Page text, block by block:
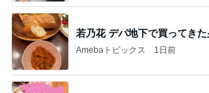
若乃花 デパ地下で買ってきた
Amebaトピックス 1日前